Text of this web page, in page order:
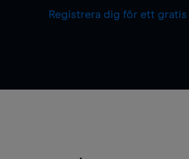
Registrera dig för ett